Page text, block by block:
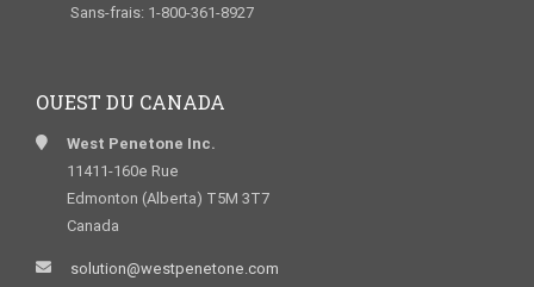
Sans-frais: 1-800-361-8927
OUEST DU CANADA
West Penetone Inc.
11411-160e Rue
Edmonton (Alberta) T5M 3T7
Canada
solution@westpenetone.com